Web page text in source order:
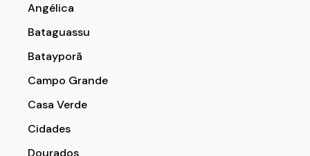
Angélica
Bataguassu
Batayporã
Campo Grande
Casa Verde
Cidades